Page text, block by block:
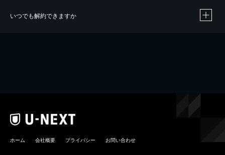
いつでも解約できますか
ホーム 会社概要 プライバシー お問い合わせ